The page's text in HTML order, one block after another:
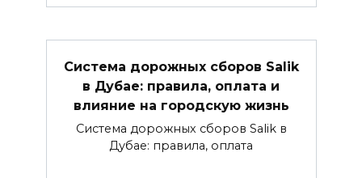
Система дорожных сборов Salik
в Дубае: правила, оплата и
влияние на городскую жизнь
Система дорожных сборов Salik в
Дубае: правила, оплата